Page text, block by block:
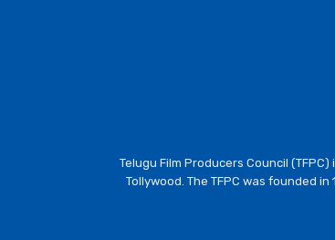
Telugu Film Producers Council
Tollywood. The TFPC was founded